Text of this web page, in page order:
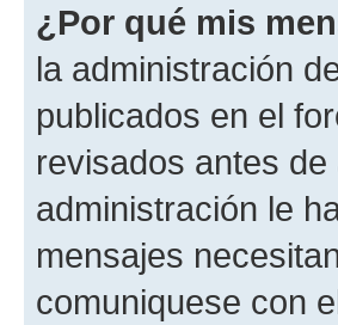
¿Por qué mis
la administración
publicados en el
revisados antes
administración le
mensajes
comuniquese con